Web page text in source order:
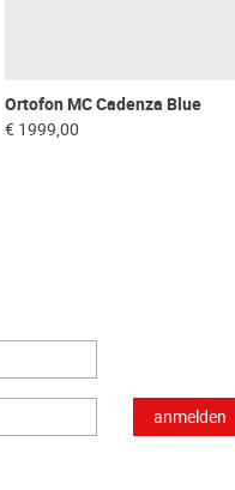
Ortofon MC Cadenza Blue
€ 1999,00